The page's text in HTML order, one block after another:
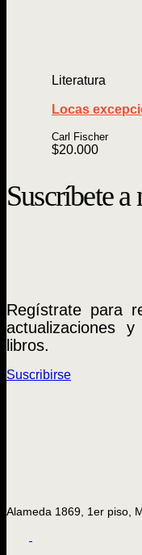
Literatura
Locas
Carl Fischer
$20.000
Suscríbete a
Regístrate para
actualizaciones
libros.
Suscribirse
Alameda 1869, 1er piso,